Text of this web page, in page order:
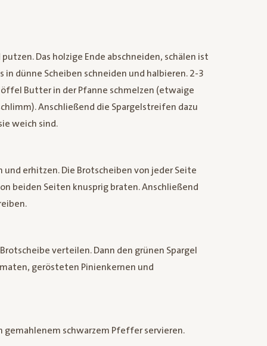
Das holzige Ende abschneiden, schälen ist
in dünne Scheiben schneiden und halbieren. 2-3
Butter in der Pfanne schmelzen (etwaige
Anschließend die Spargelstreifen dazu
weich sind.
erhitzen. Die Brotscheiben von jeder Seite
beiden Seiten knusprig braten. Anschließend
verteilen. Dann den grünen Spargel
gerösteten Pinienkernen und
gemahlenem schwarzem Pfeffer servieren.